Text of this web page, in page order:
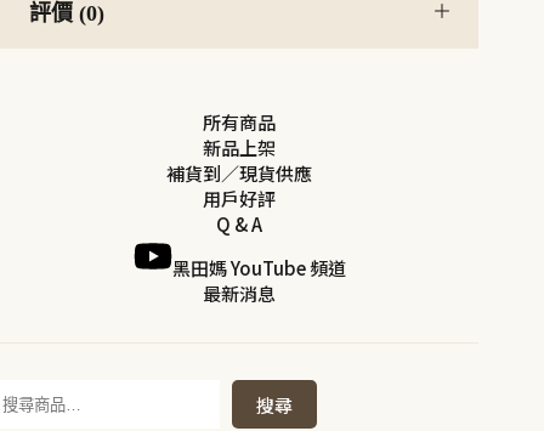
評價 (0)
所有商品
新品上架
補貨到／現貨供應
用戶好評
Q & A
黑田媽 YouTube 頻道
最新消息
搜
尋
搜尋